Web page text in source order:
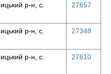
р-н, с.
27657
р-н, с.
27348
р-н, с.
27610